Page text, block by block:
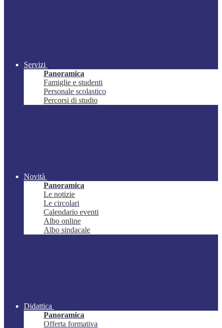
Servizi
Panoramica
Famiglie e studenti
Personale scolastico
Percorsi di studio
Novità
Panoramica
Le notizie
Le circolari
Calendario eventi
Albo online
Albo sindacale
Didattica
Panoramica
Offerta formativa